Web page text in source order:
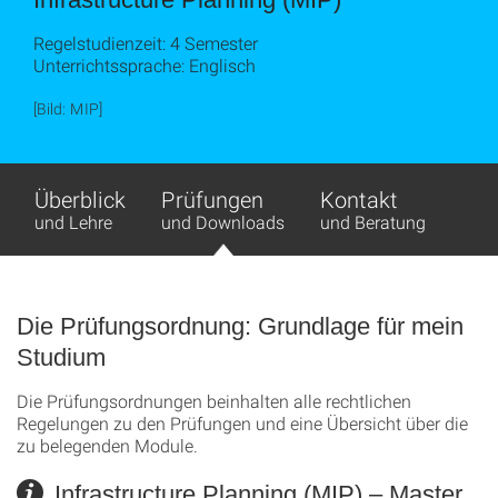
Regelstudienzeit: 4 Semester
Unterrichtssprache: Englisch
[Bild: MIP]
Überblick
und Lehre
Prüfungen
und Downloads
Kontakt
und Beratung
Die Prüfungsordnung: Grundlage für mein
Studium
Die Prüfungsordnungen beinhalten alle rechtlichen
Regelungen zu den Prüfungen und eine Übersicht über die
zu belegenden Module.